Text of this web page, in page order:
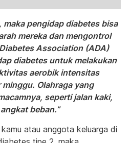
maka pengidap diabetes bisa
mereka dan mengontrol
Association (ADA)
diabetes untuk melakukan
aerobik intensitas
Olahraga yang
seperti jalan kaki,
beban.”
atau anggota keluarga di